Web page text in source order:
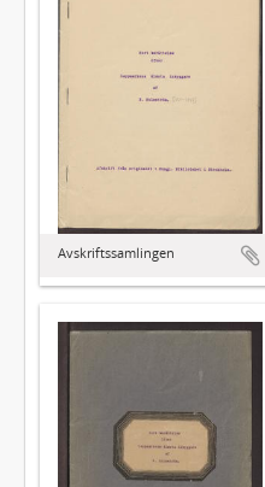
Avskriftssamlingen